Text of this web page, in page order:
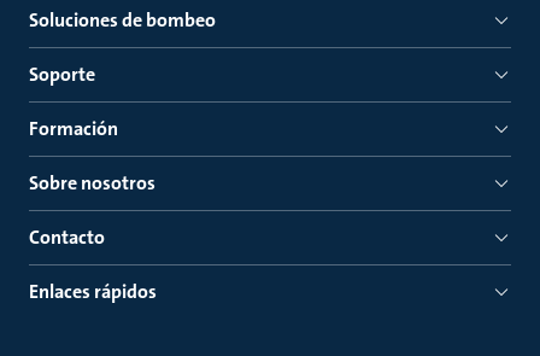
Soluciones de bombeo
Soporte
Formación
Sobre nosotros
Contacto
Enlaces rápidos